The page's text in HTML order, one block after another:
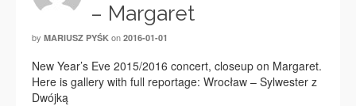
– Margaret
by MARIUSZ PYŚK on 2016-01-01
New Year’s Eve 2015/2016 concert, closeup on Margaret.
Here is gallery with full reportage: Wrocław – Sylwester z
Dwójką